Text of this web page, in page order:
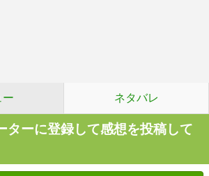
ー ネタバレ
ターに登録して感想を投稿して